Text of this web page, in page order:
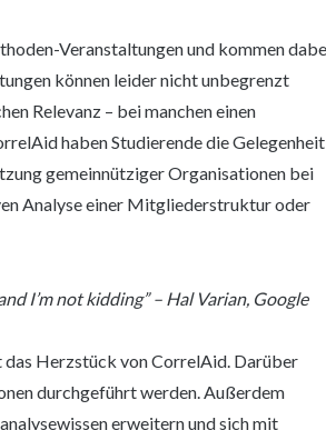
Veranstaltungen und kommen
können leider nicht unbegrenzt
Relevanz – bei manchen einen
haben Studierende die Gelegenheit
gemeinnütziger Organisationen bei
Analyse einer Mitgliederstruktur oder
I’m not kidding” – Hal Varian, Google
Herzstück von CorrelAid. Darüber
durchgeführt werden. Außerdem
erweitern und sich mit